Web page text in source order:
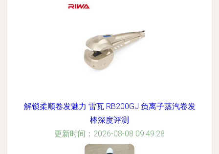
解锁柔顺卷发魅力 雷瓦 RB200GJ 负离子蒸汽卷发
棒深度评测
更新时间：2026-08-08 09:49:28